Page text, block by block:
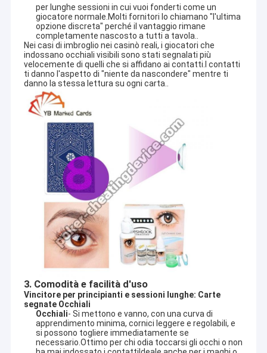
per lunghe sessioni in cui vuoi fonderti come un
giocatore normale.Molti fornitori lo chiamano "l'ultima
opzione discreta" perché il vantaggio rimane
completamente nascosto a tutti a tavola..
Nei casi di imbroglio nei casinò reali, i giocatori che
indossano occhiali visibili sono stati segnalati più
velocemente di quelli che si affidano ai contatti.I contatti
ti danno l'aspetto di "niente da nascondere" mentre ti
danno la stessa lettura su ogni carta..
3. Comodità e facilità d'uso
Vincitore per principianti e sessioni lunghe: Carte
segnate Occhiali
Occhiali- Si mettono e vanno, con una curva di
apprendimento minima, cornici leggere e regolabili, e
si possono togliere immediatamente se
necessario.Ottimo per chi odia toccarsi gli occhi o non